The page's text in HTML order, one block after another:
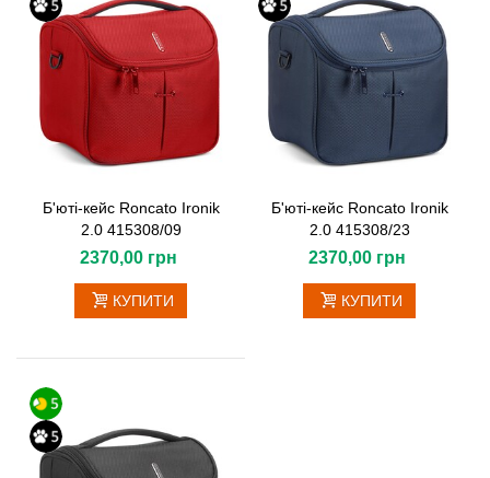
Б'юті-кейс Roncato Ironik
2.0 415308/09
2370,00 грн
КУПИТИ
Б'юті-кейс Roncato Ironik
2.0 415308/23
2370,00 грн
КУПИТИ